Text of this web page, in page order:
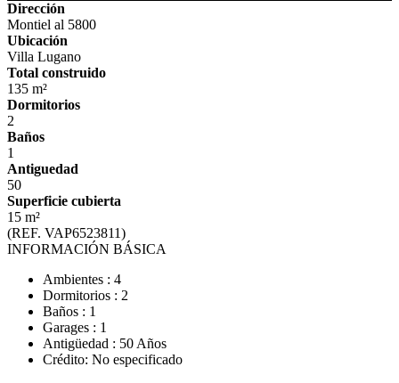
Dirección
Montiel al 5800
Ubicación
Villa Lugano
Total construido
135 m²
Dormitorios
2
Baños
1
Antiguedad
50
Superficie cubierta
15 m²
(REF. VAP6523811)
INFORMACIÓN BÁSICA
Ambientes : 4
Dormitorios : 2
Baños : 1
Garages : 1
Antigüedad : 50 Años
Crédito: No especificado